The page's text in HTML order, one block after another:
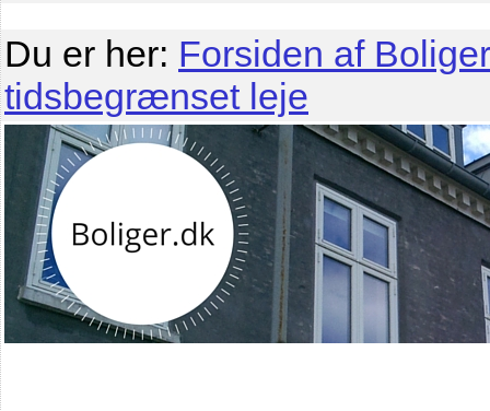
Du er her: Forsiden af
tidsbegrænset leje